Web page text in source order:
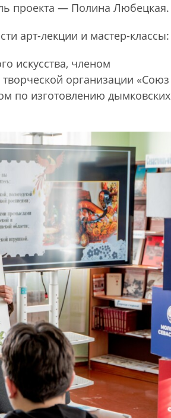
проекта — Полина Любецкая.
арт-лекции и мастер-классы:
искусства, членом
организации «Союз
по изготовлению дымковских